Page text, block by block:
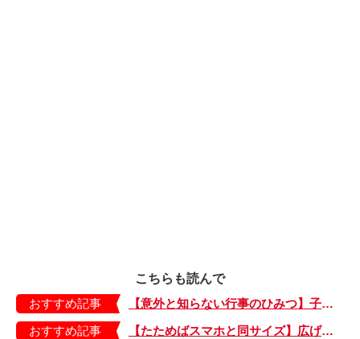
こちらも読んで
おすすめ記事
【意外と知らない行事のひみつ】子どもにはどう伝える？「お盆」って何だろう？
おすすめ記事
【たためばスマホと同サイズ】広げるとビビッドでジューシーな柄が目を引くコンパクトな「扇子」